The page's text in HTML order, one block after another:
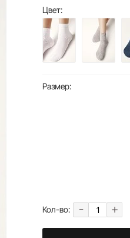
Цвет:
Размер:
Кол-во: - +